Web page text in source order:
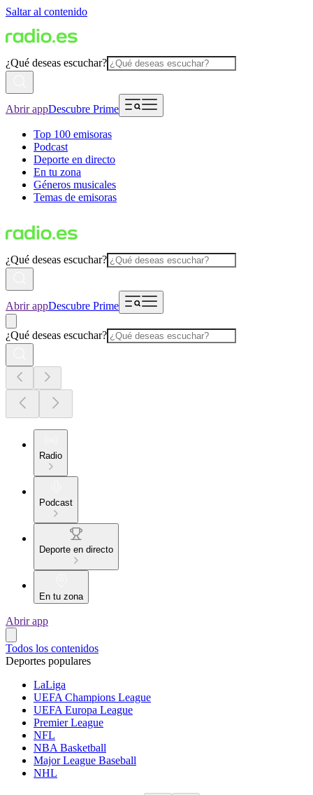
Saltar al contenido
¿Qué deseas escuchar?
Abrir appDescubre Prime
Top 100 emisoras
Podcast
Deporte en directo
En tu zona
Géneros musicales
Temas de emisoras
¿Qué deseas escuchar?
Abrir appDescubre Prime
¿Qué deseas escuchar?
Radio
Podcast
Deporte en directo
En tu zona
Abrir app
Todos los contenidos
Deportes populares
LaLiga
UEFA Champions League
UEFA Europa League
Premier League
NFL
NBA Basketball
Major League Baseball
NHL